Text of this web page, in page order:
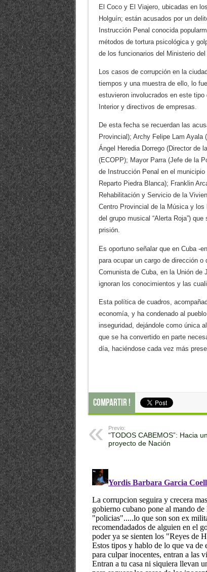
El Coco y El Viajero, ubicadas en
Holguín; están acusados por un
Instrucción Penal conocida
métodos de tortura psicológica y
de los funcionarios del Ministerio
Los casos de corrupción en la
tiempos y una muestra de ello, lo
estuvieron involucrados en este
Interior y directivos de empresas.
De esta fecha se recuerdan las
Provincial); Archy Felipe Lam Ayala
Ángel Heredia Dorrego (Director de
(ECOPP); Mayor Parra (Jefe de la
de Instrucción Penal en el
Reparto Piedra Blanca); Franklin
Rehabilitación y Servicio de la
Centro Provincial de la Música y
del grupo musical “Alerta Roja”)
prisión.
Es oportuno señalar que en Cuba -
para ocupar un cargo de dirección
Comunista de Cuba, en la Unión
ignoran los conocimientos y las
Esta política de cuadros,
economía, y ha condenado al
inseguridad, dejándole como única
que se ha convertido en parte
día, haciéndose cada vez más
Compartir !
Previo:
“TODOS CABEMOS”: Hacia un
proyecto de Nación